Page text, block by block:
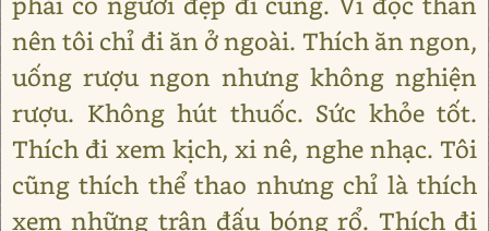
nên tôi chỉ đi ăn ở ngoài. Thích ăn ngon,
uống rượu ngon nhưng không nghiện
rượu. Không hút thuốc. Sức khỏe tốt.
Thích đi xem kịch, xi nê, nghe nhạc. Tôi
cũng thích thể thao nhưng chỉ là thích
xem những trận đấu bóng rổ. Thích đi